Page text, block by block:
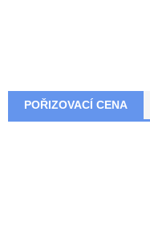
POŘIZOVACÍ CENA